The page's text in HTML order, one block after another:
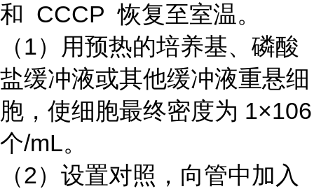
和 CCCP 恢复至室温。
（1）用预热的培养基、磷酸
盐缓冲液或其他缓冲液重悬细
胞，使细胞最终密度为 1×106
个/mL。
（2）设置对照，向管中加入